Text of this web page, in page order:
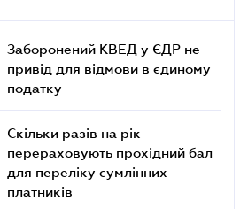
Заборонений КВЕД у ЄДР не
привід для відмови в єдиному
податку
Скільки разів на рік
перераховують прохідний бал
для переліку сумлінних
платників